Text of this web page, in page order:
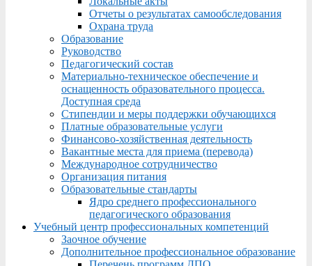
Отчеты о результатах самообследования
Охрана труда
Образование
Руководство
Педагогический состав
Материально-техническое обеспечение и
оснащенность образовательного процесса.
Доступная среда
Стипендии и меры поддержки обучающихся
Платные образовательные услуги
Финансово-хозяйственная деятельность
Вакантные места для приема (перевода)
Международное сотрудничество
Организация питания
Образовательные стандарты
Ядро среднего профессионального
педагогического образования
Учебный центр профессиональных компетенций
Заочное обучение
Дополнительное профессиональное образование